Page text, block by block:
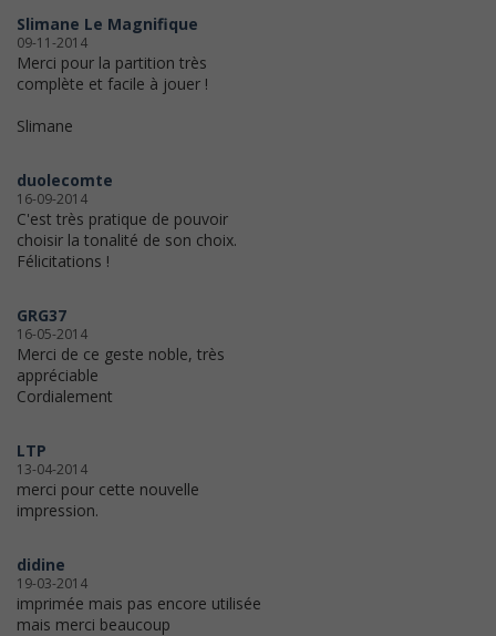
Slimane Le Magnifique
09-11-2014
Merci pour la partition très
complète et facile à jouer !
Slimane
duolecomte
16-09-2014
C'est très pratique de pouvoir
choisir la tonalité de son choix.
Félicitations !
GRG37
16-05-2014
Merci de ce geste noble, très
appréciable
Cordialement
LTP
13-04-2014
merci pour cette nouvelle
impression.
didine
19-03-2014
imprimée mais pas encore utilisée
mais merci beaucoup